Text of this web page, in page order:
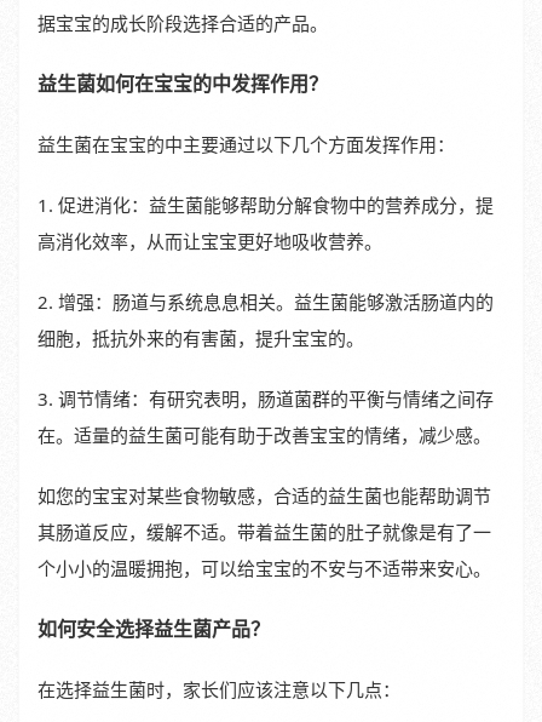
据宝宝的成长阶段选择合适的产品。
益生菌如何在宝宝的中发挥作用？
益生菌在宝宝的中主要通过以下几个方面发挥作用：
1. 促进消化：益生菌能够帮助分解食物中的营养成分，提
高消化效率，从而让宝宝更好地吸收营养。
2. 增强：肠道与系统息息相关。益生菌能够激活肠道内的
细胞，抵抗外来的有害菌，提升宝宝的。
3. 调节情绪：有研究表明，肠道菌群的平衡与情绪之间存
在。适量的益生菌可能有助于改善宝宝的情绪，减少感。
如您的宝宝对某些食物敏感，合适的益生菌也能帮助调节
其肠道反应，缓解不适。带着益生菌的肚子就像是有了一
个小小的温暖拥抱，可以给宝宝的不安与不适带来安心。
如何安全选择益生菌产品？
在选择益生菌时，家长们应该注意以下几点：